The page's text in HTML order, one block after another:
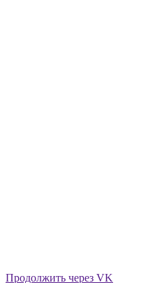
Продолжить через VK